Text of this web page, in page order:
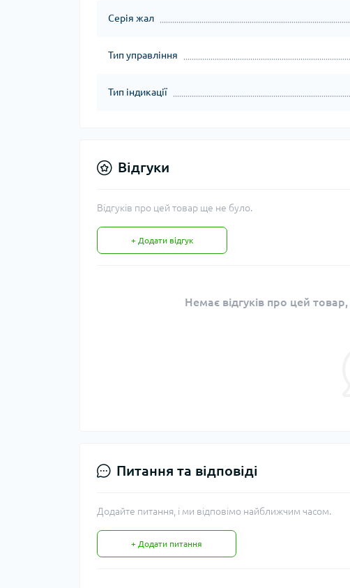
Серія жал
Тип управління
Тип індикації
Відгуки
Відгуків про цей товар ще не було.
+ Додати відгук
Немає відгуків про цей
Питання та відповіді
Додайте питання, і ми відповімо найближчим часом.
+ Додати питання